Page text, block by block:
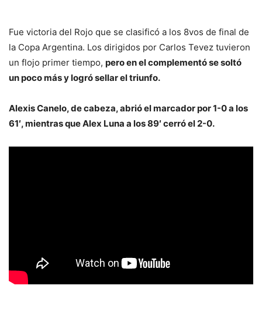
Fue victoria del Rojo que se clasificó a los 8vos de final de
la Copa Argentina. Los dirigidos por Carlos Tevez tuvieron
un flojo primer tiempo, pero en el complementó se soltó
un poco más y logró sellar el triunfo.
Alexis Canelo, de cabeza, abrió el marcador por 1-0 a los
61′, mientras que Alex Luna a los 89′ cerró el 2-0.